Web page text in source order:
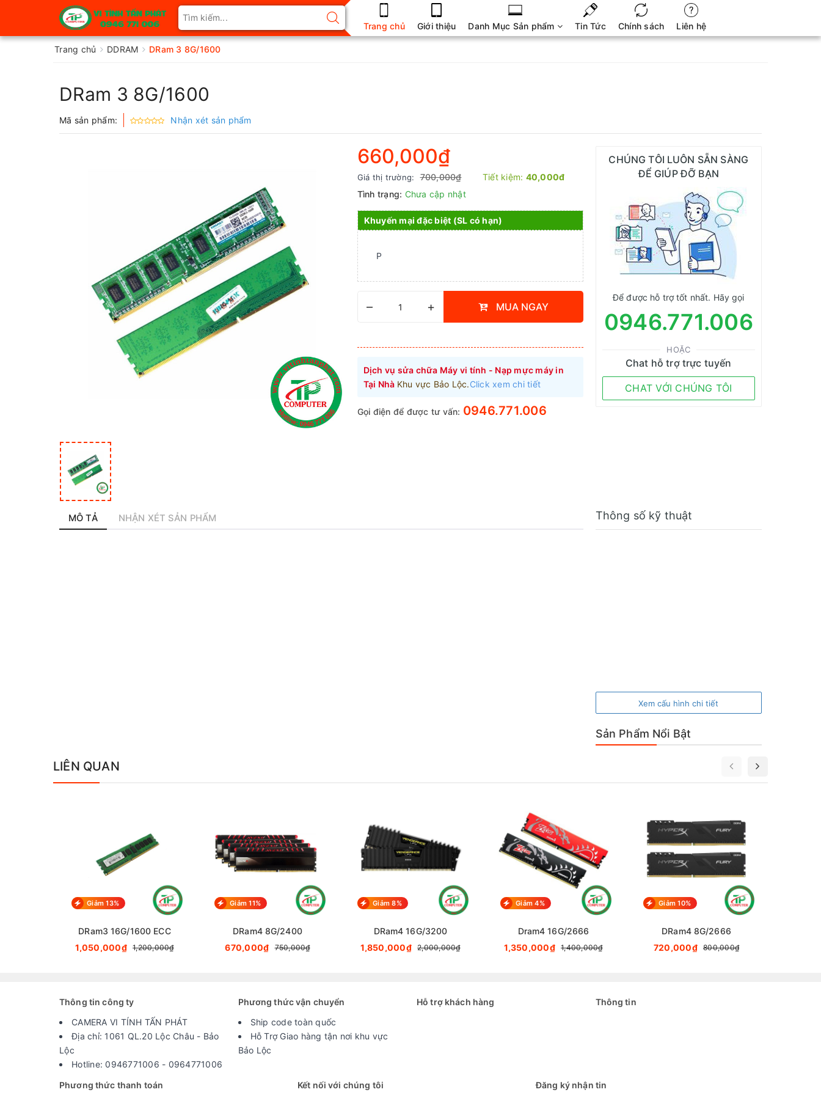
Trang chủ Giới thiệu Danh Mục Sản phẩm Tin Tức Chính sách Liên hệ
Trang chủ DDRAM DRam 3 8G/1600
DRam 3 8G/1600
Mã sản phẩm: Nhận xét sản phẩm
660,000₫
Giá thị trường: 700,000₫ Tiết kiệm: 40,000đ
Tình trạng: Chưa cập nhật
Khuyến mại đặc biệt (SL có hạn)
P
– + MUA NGAY
Dịch vụ sửa chữa Máy vi tính - Nạp mực máy in
Tại Nhà Khu vực Bảo Lộc.Click xem chi tiết
Gọi điện để được tư vấn: 0946.771.006
CHÚNG TÔI LUÔN SẴN SÀNG
ĐỂ GIÚP ĐỠ BẠN
Để được hỗ trợ tốt nhất. Hãy gọi
0946.771.006
HOẶC
Chat hỗ trợ trực tuyến
CHAT VỚI CHÚNG TÔI
MÔ TẢ NHẬN XÉT SẢN PHẨM Thông số kỹ thuật
Xem cấu hình chi tiết
Sản Phẩm Nổi Bật
LIÊN QUAN
Giảm 13%
DRam3 16G/1600 ECC
1,050,000₫
1,200,000₫
Giảm 11%
DRam4 8G/2400
670,000₫
750,000₫
Giảm 8%
DRam4 16G/3200
1,850,000₫
2,000,000₫
Giảm 4%
Dram4 16G/2666
1,350,000₫
1,400,000₫
Giảm 10%
DRam4 8G/2666
720,000₫
800,000₫
Thông tin công ty
CAMERA VI TÍNH TẤN PHÁT
Địa chỉ: 1061 QL.20 Lộc Châu - Bảo
Lộc
Hotline: 0946771006 - 0964771006
Phương thức vận chuyển
Ship code toàn quốc
Hỗ Trợ Giao hàng tận nơi khu vực
Bảo Lộc
Hỗ trợ khách hàng Thông tin
Phương thức thanh toán Kết nối với chúng tôi Đăng ký nhận tin